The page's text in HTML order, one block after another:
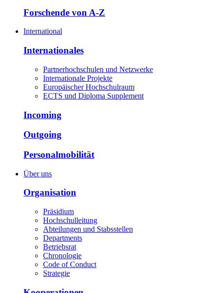
Forschende von A-Z
International
Internationales
Partnerhochschulen und Netzwerke
Internationale Projekte
Europäischer Hochschulraum
ECTS und Diploma Supplement
Incoming
Outgoing
Personalmobilität
Über uns
Organisation
Präsidium
Hochschulleitung
Abteilungen und Stabsstellen
Departments
Betriebsrat
Chronologie
Code of Conduct
Strategie